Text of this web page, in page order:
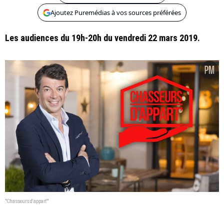
Ajoutez Puremédias à vos sources préférées
Les audiences du 19h-20h du vendredi 22 mars 2019.
"Chasseurs d'appart'"